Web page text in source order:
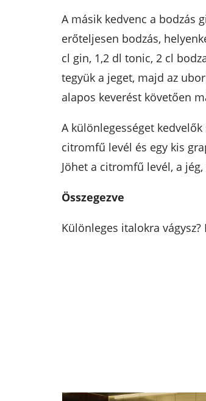
A másik kedvenc a bodzás
erőteljesen bodzás,
cl gin, 1,2 dl tonic, 2 cl
tegyük a jeget, majd az
alapos keverést követően
A különlegességet
citromfű levél és egy kis
Jöhet a citromfű levél, a
Összegezve
Különleges italokra